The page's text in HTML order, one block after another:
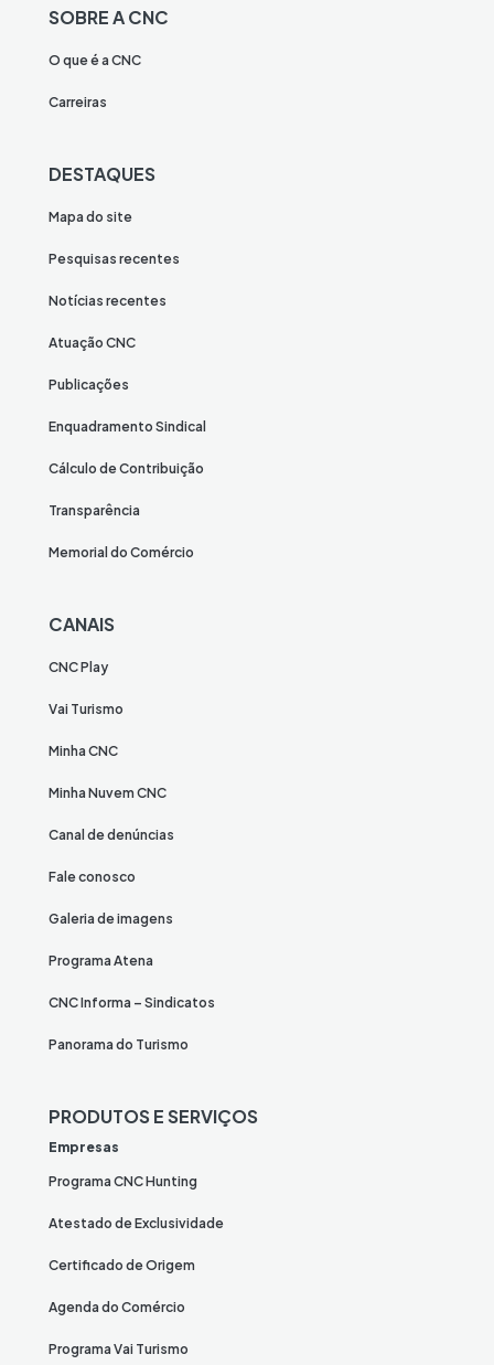
SOBRE A CNC
O que é a CNC
Carreiras
DESTAQUES
Mapa do site
Pesquisas recentes
Notícias recentes
Atuação CNC
Publicações
Enquadramento Sindical
Cálculo de Contribuição
Transparência
Memorial do Comércio
CANAIS
CNC Play
Vai Turismo
Minha CNC
Minha Nuvem CNC
Canal de denúncias
Fale conosco
Galeria de imagens
Programa Atena
CNC Informa – Sindicatos
Panorama do Turismo
PRODUTOS E SERVIÇOS
Empresas
Programa CNC Hunting
Atestado de Exclusividade
Certificado de Origem
Agenda do Comércio
Programa Vai Turismo